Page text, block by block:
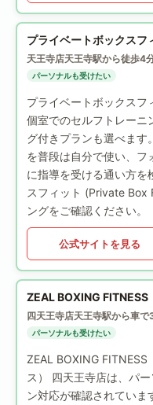
プライベートボックスフ
天王寺店天王寺駅から徒歩4
パーソナルも受けたい
プライベートボックス
個室でのセルフトレーニ
グ付きプランも選べま
を普段は自分で使い、フ
に指導を受ける通い方を
スフィット (Private Box
ングをご確認ください。
公式サイトを見る
ZEAL BOXING FITNESS
四天王寺店天王寺駅から車で
パーソナルも受けたい
ZEAL BOXING
ス） 四天王寺店は、パ
ン対応が確認されていま